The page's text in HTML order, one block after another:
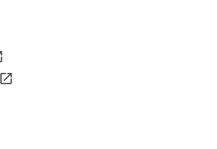
opens on new page
link opens on new page
on new page